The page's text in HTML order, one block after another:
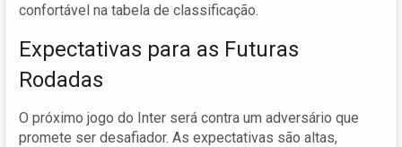
confortável na tabela de classificação.
Expectativas para as Futuras
Rodadas
O próximo jogo do Inter será contra um adversário que
promete ser desafiador. As expectativas são altas,